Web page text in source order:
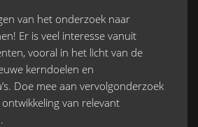
van het onderzoek naar
Er is veel interesse vanuit
vooral in het licht van de
kerndoelen en
Doe mee aan vervolgonderzoek
van relevant